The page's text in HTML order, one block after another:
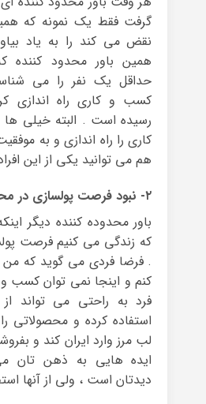
گرفت فقط یک نمونه که
نقض می کند را به یاد
همین باور محدود کننده
حداقل یک نفر را می
کسب و کاری راه اندازی
رسیده است . البته خیلی
کاری را راه اندازی و به
هم می توانید یکی از این
۲- نبود فرصت پولسازی در محل زندگی
باور محدوده کننده دیگر
که زندگی می کنیم فرصت
. فرضا فردی می گوید که
کنم و اینجا نمی توان کسب
فرد به راحتی می تواند
استفاده کرده و محصولاتی
لب مرز وارد ایران کند و
ایده هایی به ذهن تان
دیدتان است ، ولی از آنها